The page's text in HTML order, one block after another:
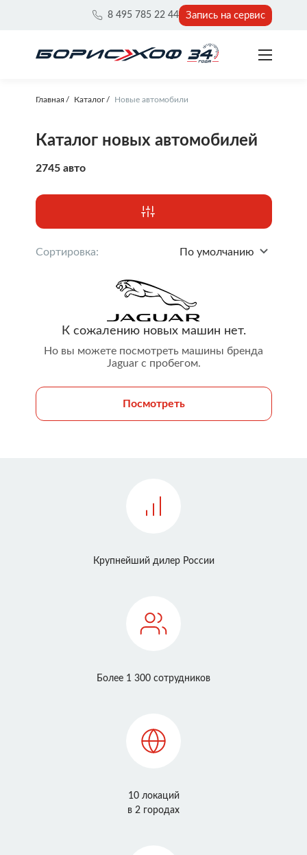
8 495 785 22 44 Запись на сервис
Главная Каталог Новые автомобили
Каталог новых автомобилей
2745 авто
Сортировка: По умолчанию
К сожалению новых машин нет.
Но вы можете посмотреть машины бренда
Jaguar с пробегом.
Посмотреть
Крупнейший дилер России
Более 1 300 сотрудников
10 локаций
в 2 городах